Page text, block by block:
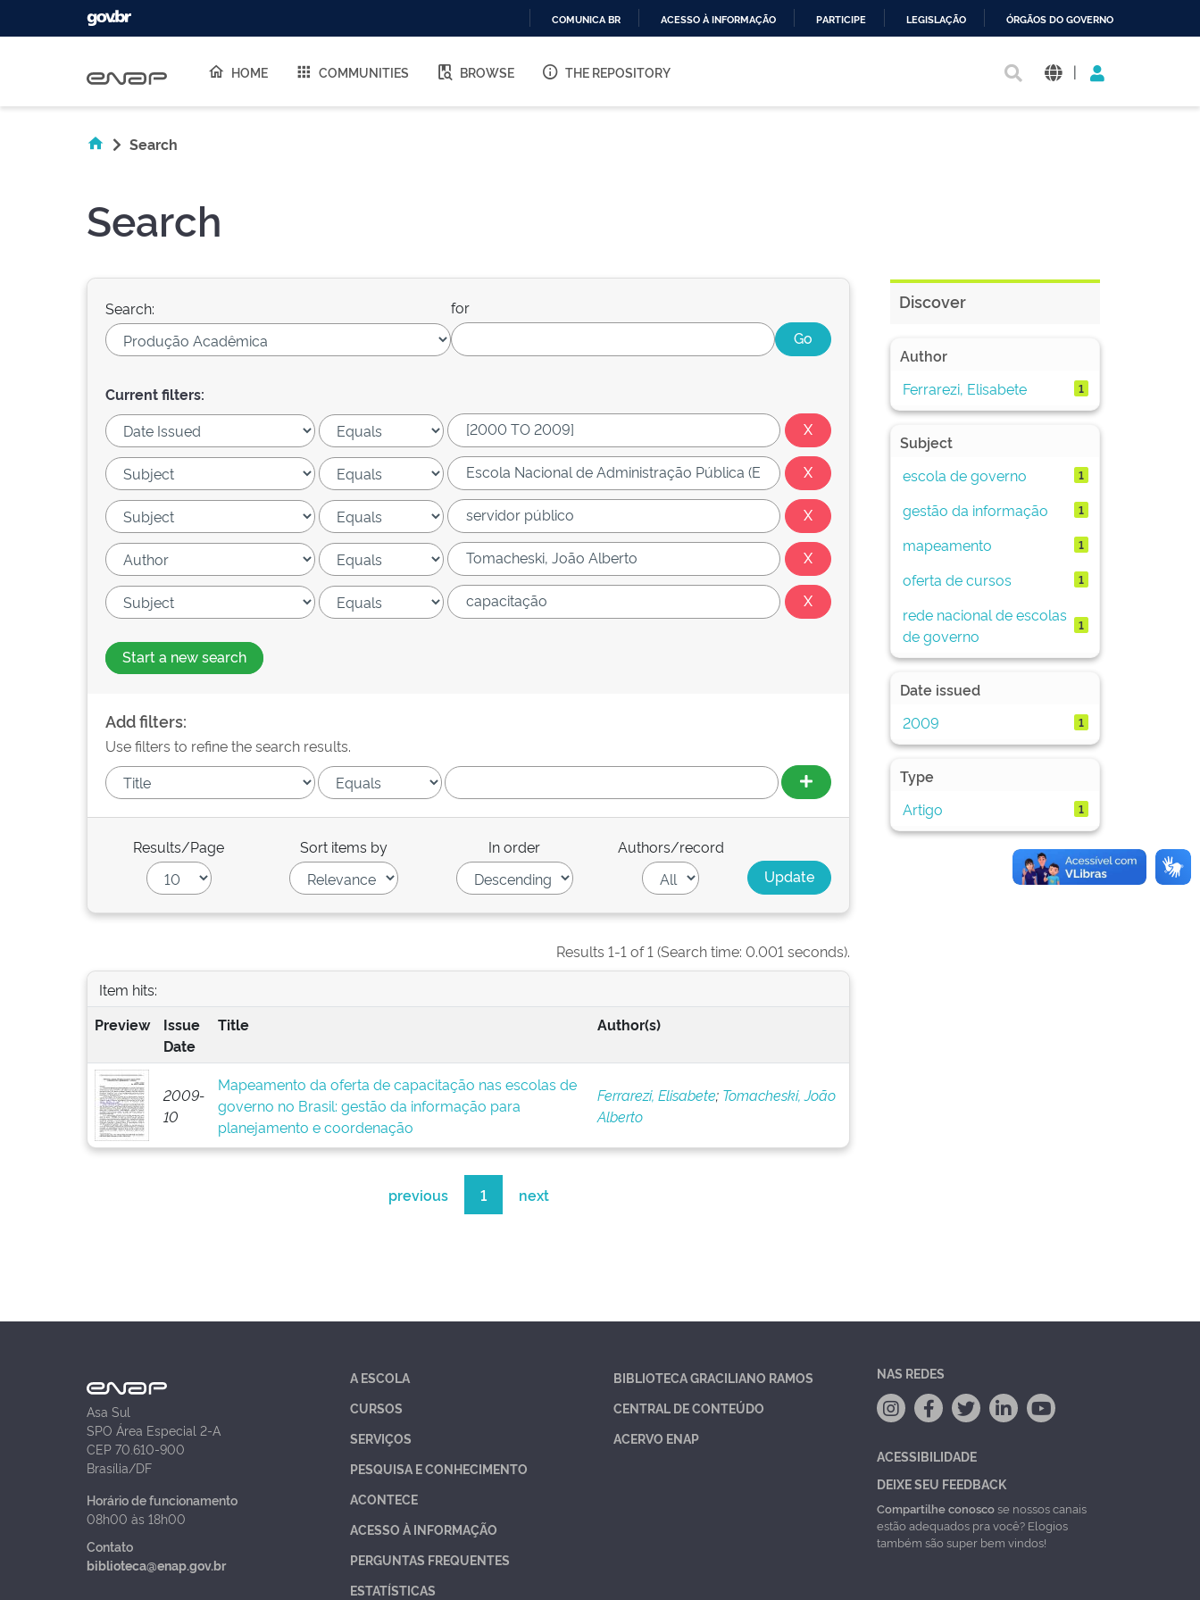
O
COMUNICA BR ACESSO À INFORMAÇÃO PARTICIPE LEGISLAÇÃO ÓRGÃOS DO GOVERNO
HOME COMMUNITIES BROWSE THE REPOSITORY |
Search
Search
Search: for
Current filters:
Start a new search
Add filters:
Use filters to refine the search results.
Results/Page Sort items by In order Authors/record
Results 1-1 of 1 (Search time: 0.001 seconds).
Item hits:
Preview
Issue
Date
Title Author(s)
2009-
10
Mapeamento da oferta de capacitação nas escolas de
governo no Brasil: gestão da informação para
planejamento e coordenação
Ferrarezi, Elisabete; Tomacheski, João
Alberto
previous 1 next
Discover
Author
Ferrarezi, Elisabete
1
Subject
escola de governo
1
gestão da informação 1
mapeamento 1
oferta de cursos 1
rede nacional de escolas
de governo
1
Date issued
2009
1
Type
Artigo
1
Asa Sul
SPO Área Especial 2-A
CEP 70.610-900
Brasília/DF
Horário de funcionamento
08h00 às 18h00
Contato
biblioteca@enap.gov.br
A ESCOLA
CURSOS
SERVIÇOS
PESQUISA E CONHECIMENTO
ACONTECE
ACESSO À INFORMAÇÃO
PERGUNTAS FREQUENTES
ESTATÍSTICAS
BIBLIOTECA GRACILIANO RAMOS
CENTRAL DE CONTEÚDO
ACERVO ENAP
NAS REDES
ACESSIBILIDADE
DEIXE SEU FEEDBACK
Compartilhe conoscose nossos canais
estão adequados pra você? Elogios
também são super bem vindos!